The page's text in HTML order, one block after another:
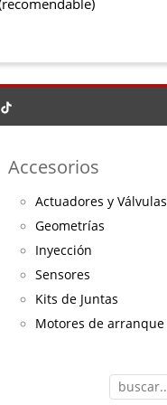
Accesorios
Actuadores y Válvulas
Geometrías
Inyección
Sensores
Kits de Juntas
Motores de arranque